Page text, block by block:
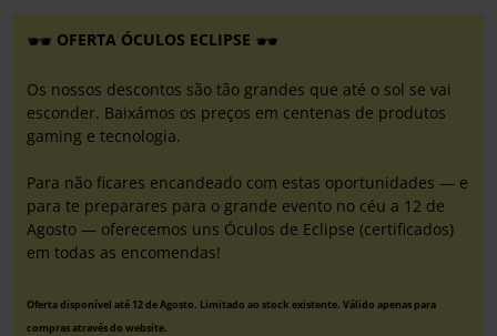
OFERTA ÓCULOS ECLIPSE
Os nossos descontos são tão grandes que até o sol se vai
esconder. Baixámos os preços em centenas de produtos
gaming e tecnologia.
Para não ficares encandeado com estas oportunidades — e
para te preparares para o grande evento no céu a 12 de
Agosto — oferecemos uns Óculos de Eclipse (certificados)
em todas as encomendas!
Oferta disponível até 12 de Agosto. Limitado ao stock existente. Válido apenas para
compras através do website.